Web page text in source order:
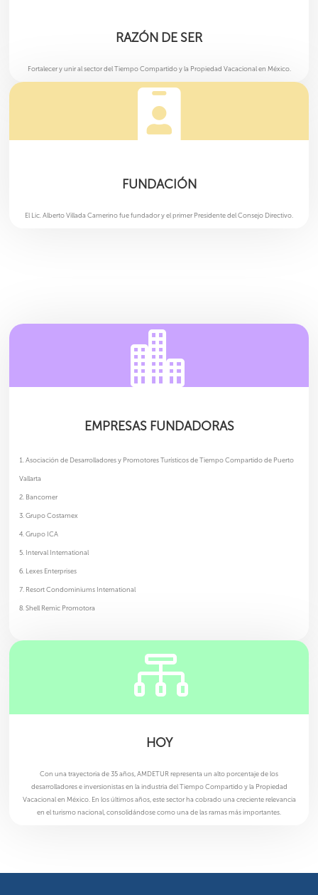
RAZÓN DE SER
Fortalecer y unir al sector del Tiempo Compartido y la Propiedad Vacacional en México.

FUNDACIÓN
El Lic. Alberto Villada Camerino fue fundador y el primer Presidente del Consejo Directivo.

EMPRESAS FUNDADORAS
Asociación de Desarrolladores y Promotores Turísticos de Tiempo Compartido de Puerto
Vallarta
Bancomer
Grupo Costamex
Grupo ICA
Interval International
Lexes Enterprises
Resort Condominiums International
Shell Remic Promotora

HOY
Con una trayectoria de 35 años, AMDETUR representa un alto porcentaje de los
desarrolladores e inversionistas en la industria del Tiempo Compartido y la Propiedad
Vacacional en México. En los últimos años, este sector ha cobrado una creciente relevancia
en el turismo nacional, consolidándose como una de las ramas más importantes.